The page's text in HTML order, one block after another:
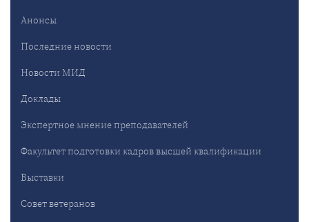
Анонсы
Последние новости
Новости МИД
Доклады
Экспертное мнение преподавателей
Факультет подготовки кадров высшей квалификации
Выставки
Совет ветеранов